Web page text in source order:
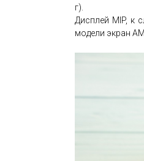
г).
Дисплей MIP, к
модели экран